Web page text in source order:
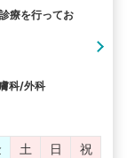
療を行ってお
科/外科
土 日
祝